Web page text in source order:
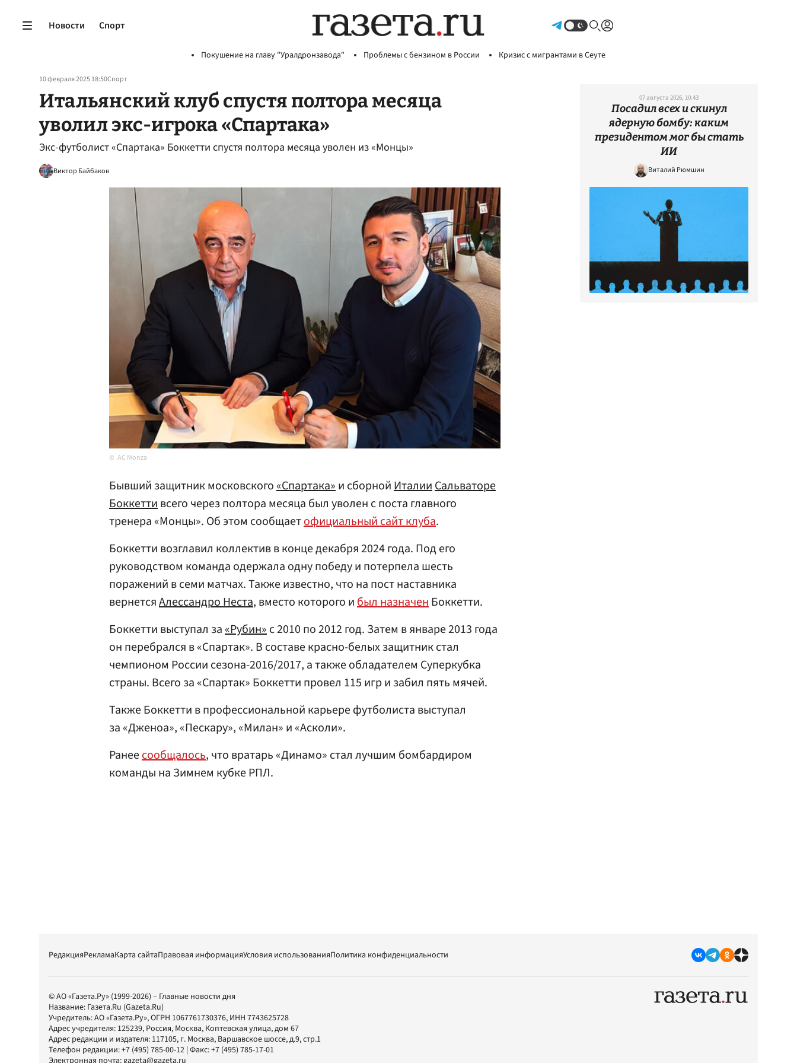
Новости Спорт
Покушение на главу "Уралдронзавода" Проблемы с бензином в России Кризис с мигрантами в Сеуте
10 февраля 2025 18:50Спорт
Итальянский клуб спустя полтора месяца
уволил экс-игрока «Спартака»
Экс-футболист «Спартака» Боккетти спустя полтора месяца уволен из «Монцы»
Виктор Байбаков
AC Monza
Бывший защитник московского«Спартака»и сборнойИталииСальваторе
Боккеттивсего через полтора месяца был уволен с поста главного
тренера «Монцы». Об этом сообщаетофициальный сайт клуба.
Боккетти возглавил коллектив в конце декабря 2024 года. Под его
руководством команда одержала одну победу и потерпела шесть
поражений в семи матчах. Также известно, что на пост наставника
вернетсяАлессандро Неста, вместо которого ибыл назначенБоккетти.
Боккетти выступал за«Рубин»с 2010 по 2012 год. Затем в январе 2013 года
он перебрался в «Спартак». В составе красно-белых защитник стал
чемпионом России сезона-2016/2017, а также обладателем Суперкубка
страны. Всего за «Спартак» Боккетти провел 115 игр и забил пять мячей.
Также Боккетти в профессиональной карьере футболиста выступал
за «Дженоа», «Пескару», «Милан» и «Асколи».
Ранеесообщалось, что вратарь «Динамо» стал лучшим бомбардиром
команды на Зимнем кубке РПЛ.
07 августа 2026, 10:43
Посадил всех и скинул
ядерную бомбу: каким
президентом мог бы стать
ИИ
Виталий Рюмшин
РедакцияРекламаКарта сайтаПравовая информацияУсловия использованияПолитика конфиденциальности
© АО «Газета.Ру» (1999-2026) – Главные новости дня
Название: Газета.Ru (Gazeta.Ru)
Учредитель:АО «Газета.Ру», ОГРН 1067761730376, ИНН 7743625728
Адрес учредителя: 125239, Россия, Москва, Коптевская улица, дом 67
Адрес редакции и издателя: 117105, г. Москва, Варшавское шоссе, д.9, стр.1
Телефон редакции:+7 (495) 785-00-12 | Факс:+7 (495) 785-17-01
Электронная почта: gazeta@gazeta.ru